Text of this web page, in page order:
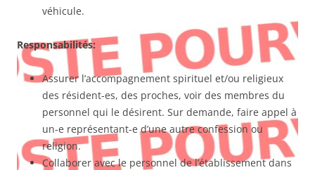
véhicule.
Responsabilités:
Assurer l’accompagnement spirituel et/ou religieux
des résident-es, des proches, voir des membres du
personnel qui le désirent. Sur demande, faire appel à
un-e représentant-e d’une autre confession ou
religion.
Collaborer avec le personnel de l’établissement dans